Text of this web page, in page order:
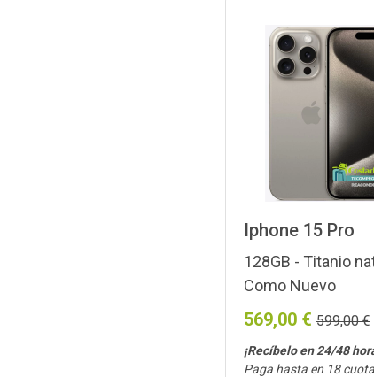
Iphone 15 Pro
128GB - Titanio
Como Nuevo
569,00 € 599,00 €
¡Recíbelo en 24/48
Paga hasta en 18